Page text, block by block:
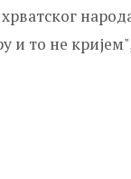
то не